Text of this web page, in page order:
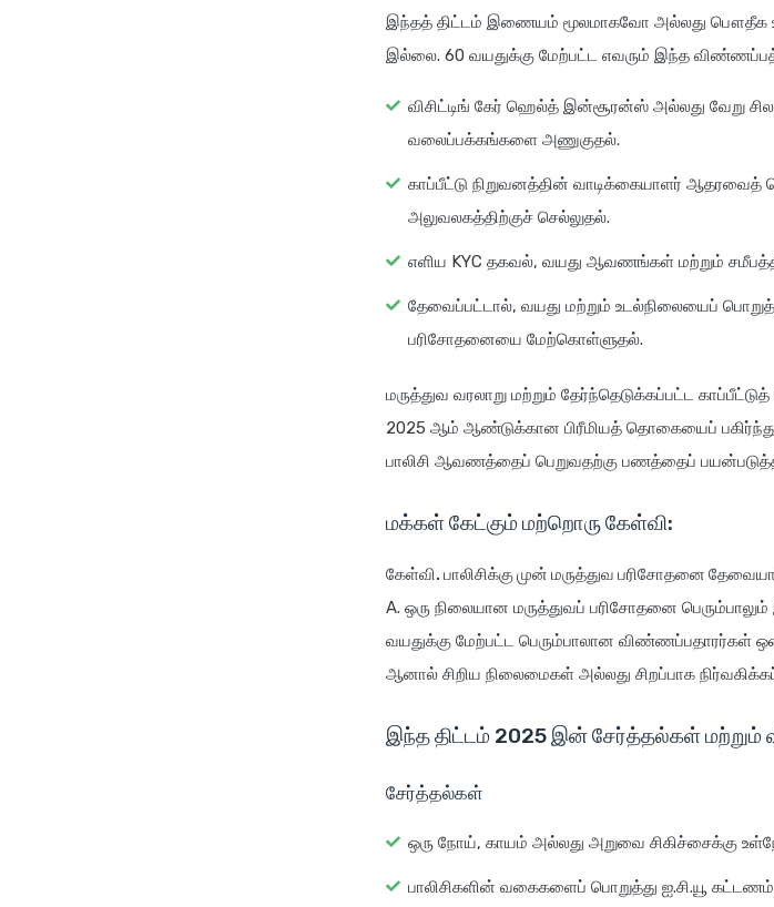
இந்தத் திட்டம் இணையம் மூலமாகவோ அல்லது பௌதீக
இல்லை. 60 வயதுக்கு மேற்பட்ட எவரும் இந்த
விசிட்டிங் கேர் ஹெல்த் இன்சூரன்ஸ் அல்லது வேறு சில
வலைப்பக்கங்களை அணுகுதல்.
காப்பீட்டு நிறுவனத்தின் வாடிக்கையாளர்
அலுவலகத்திற்குச் செல்லுதல்.
எளிய KYC தகவல், வயது ஆவணங்கள் மற்றும்
தேவைப்பட்டால், வயது மற்றும் உடல்நிலையைப்
பரிசோதனையை மேற்கொள்ளுதல்.
மருத்துவ வரலாறு மற்றும் தேர்ந்தெடுக்கப்பட்ட
2025 ஆம் ஆண்டுக்கான பிரீமியத் தொகையைப்
பாலிசி ஆவணத்தைப் பெறுவதற்கு பணத்தைப்
மக்கள் கேட்கும் மற்றொரு கேள்வி:
கேள்வி. பாலிசிக்கு முன் மருத்துவ பரிசோதனை
A. ஒரு நிலையான மருத்துவப் பரிசோதனை
வயதுக்கு மேற்பட்ட பெரும்பாலான
ஆனால் சிறிய நிலைமைகள் அல்லது சிறப்பாக
இந்த திட்டம் 2025 இன் சேர்த்தல்கள் மற்றும்
சேர்த்தல்கள்
ஒரு நோய், காயம் அல்லது அறுவை சிகிச்சைக்கு
பாலிசிகளின் வகைகளைப் பொறுத்து ஐ.சி.யூ